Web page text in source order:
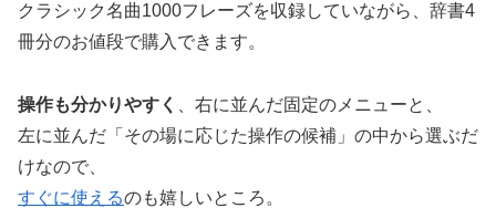
クラシック名曲1000フレーズを収録していながら、辞書4
冊分のお値段で購入できます。
操作も分かりやすく
、右に並んだ固定のメニューと、
左に並んだ「その場に応じた操作の候補」の中から選ぶだ
けなので、
すぐに使えるのも嬉しいところ。